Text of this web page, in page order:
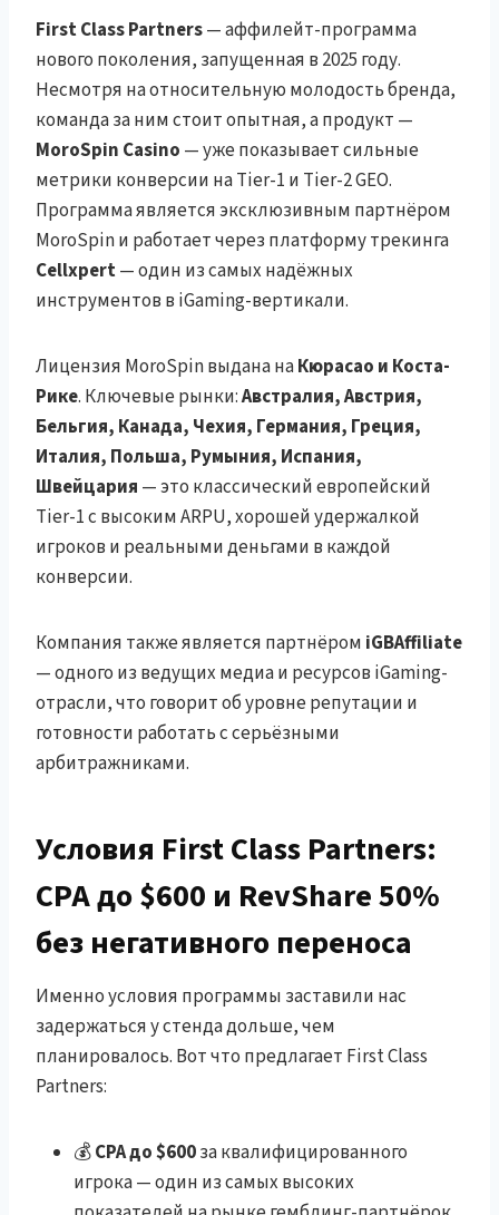
First Class Partners— аффилейт-программа
нового поколения, запущенная в 2025 году.
Несмотря на относительную молодость бренда,
команда за ним стоит опытная, а продукт —
MoroSpin Casino — уже показывает сильные
метрики конверсии на Tier-1 и Tier-2 GEO.
Программа является эксклюзивным партнёром
MoroSpin и работает через платформу трекинга
Cellxpert— один из самых надёжных
инструментов в iGaming-вертикали.
Лицензия MoroSpin выдана наКюрасао и Коста-
Рике. Ключевые рынки:Австралия, Австрия,
Бельгия, Канада, Чехия, Германия, Греция,
Италия, Польша, Румыния, Испания,
Швейцария — это классический европейский
Tier-1 с высоким ARPU, хорошей удержалкой
игроков и реальными деньгами в каждой
конверсии.
Компания также является партнёром iGBAffiliate
— одного из ведущих медиа и ресурсов iGaming-
отрасли, что говорит об уровне репутации и
готовности работать с серьёзными
арбитражниками.
Условия First Class Partners:
CPA до $600 и RevShare 50%
без негативного переноса
Именно условия программы заставили нас
задержаться у стенда дольше, чем
планировалось. Вот что предлагает First Class
Partners:
💰CPA до $600за квалифицированного
игрока — один из самых высоких